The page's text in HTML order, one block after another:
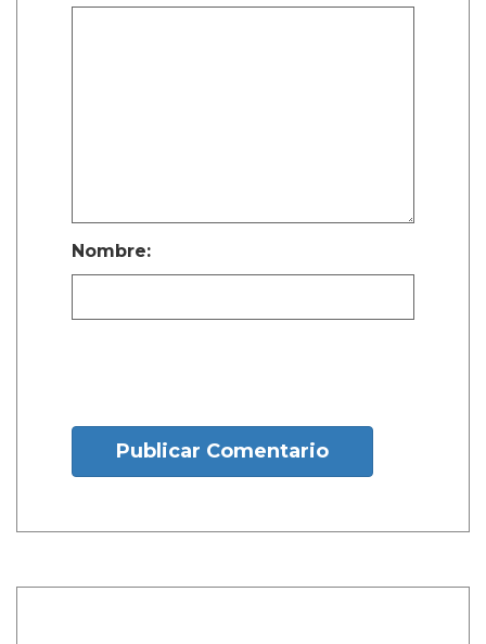
Nombre:
Publicar Comentario